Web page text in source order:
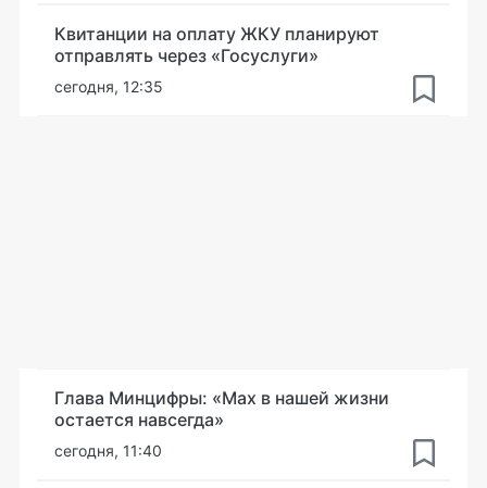
Квитанции на оплату ЖКУ планируют
отправлять через «Госуслуги»
сегодня, 12:35
Глава Минцифры: «Мах в нашей жизни
остается навсегда»
сегодня, 11:40